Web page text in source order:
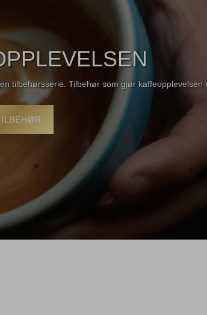
tilbehørsserie. Tilbehør som gjør kaffeopplevelsen